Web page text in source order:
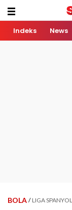
Indeks News
BOLA / LIGA SPANYOL